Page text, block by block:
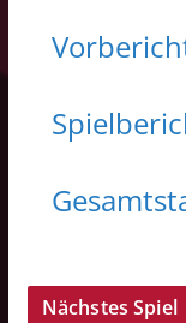
Nächstes Spiel